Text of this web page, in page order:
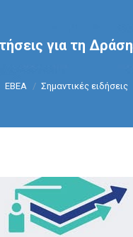
για τη
You are here:
ΕΒΕΑ Σημαντικές ειδήσεις